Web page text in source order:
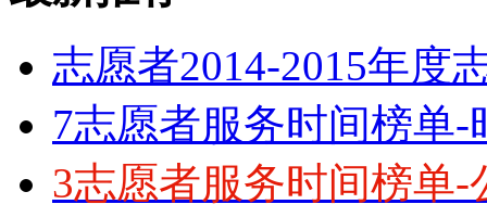
志愿者2014-2015年度
7志愿者服务时间榜单
3志愿者服务时间榜单